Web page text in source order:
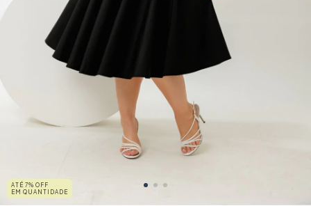
ATÉ 7% OFF
EM QUANTIDADE